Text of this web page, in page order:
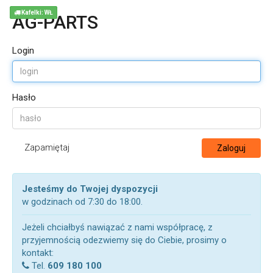
AG-PARTS
Login
Hasło
Zapamiętaj Zaloguj
Jesteśmy do Twojej dyspozycji
w godzinach od 7:30 do 18:00.
Jeżeli chciałbyś nawiązać z nami współpracę, z
przyjemnością odezwiemy się do Ciebie, prosimy o
kontakt:
Tel. 609 180 100
Kafelki: WŁ